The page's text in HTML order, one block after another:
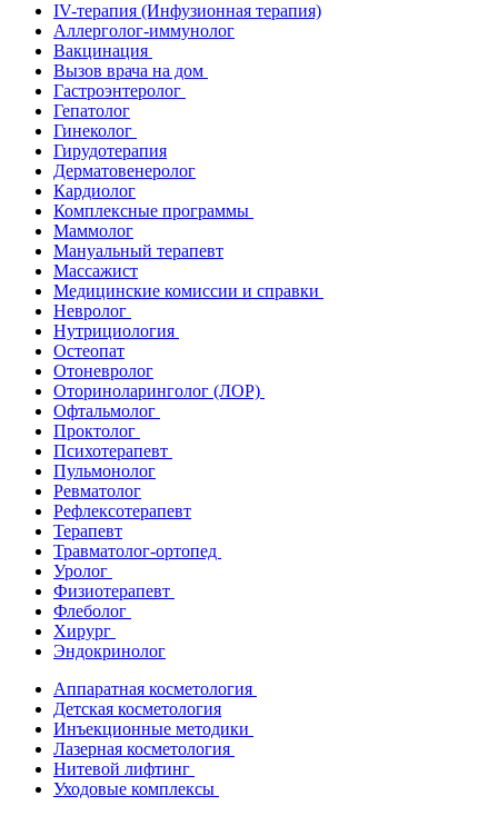
IV-терапия (Инфузионная терапия)
Аллерголог-иммунолог
Вакцинация
Вызов врача на дом
Гастроэнтеролог
Гепатолог
Гинеколог
Гирудотерапия
Дерматовенеролог
Кардиолог
Комплексные программы
Маммолог
Мануальный терапевт
Массажист
Медицинские комиссии и справки
Невролог
Нутрициология
Остеопат
Отоневролог
Оториноларинголог (ЛОР)
Офтальмолог
Проктолог
Психотерапевт
Пульмонолог
Ревматолог
Рефлексотерапевт
Терапевт
Травматолог-ортопед
Уролог
Физиотерапевт
Флеболог
Хирург
Эндокринолог
Аппаратная косметология
Детская косметология
Инъекционные методики
Лазерная косметология
Нитевой лифтинг
Уходовые комплексы